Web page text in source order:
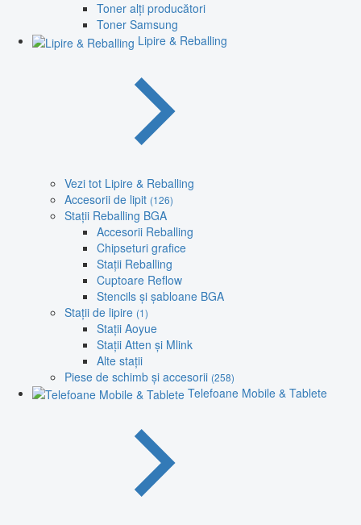
Toner alți producători
Toner Samsung
Lipire & Reballing
Vezi tot Lipire & Reballing
Accesorii de lipit (126)
Stații Reballing BGA
Accesorii Reballing
Chipseturi grafice
Stații Reballing
Cuptoare Reflow
Stencils și șabloane BGA
Stații de lipire (1)
Stații Aoyue
Stații Atten și Mlink
Alte stații
Piese de schimb și accesorii (258)
Telefoane Mobile & Tablete